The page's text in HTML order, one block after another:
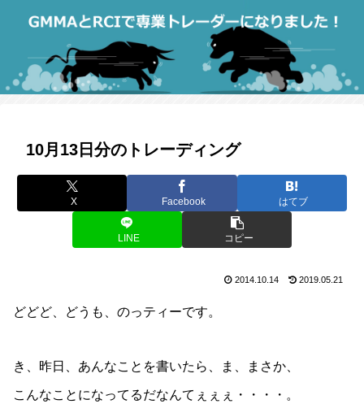
10月13日分のトレーディング
X Facebook はてブ
LINE コピー
2014.10.14 2019.05.21
どどど、どうも、のっティーです。
き、昨日、あんなことを書いたら、ま、まさか、
こんなことになってるだなんてぇぇぇ・・・・。